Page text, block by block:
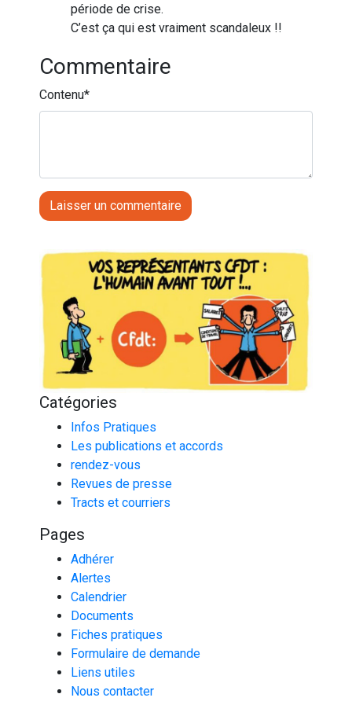
période de crise.
C’est ça qui est vraiment scandaleux !!
Commentaire
Contenu*
Catégories
Infos Pratiques
Les publications et accords
rendez-vous
Revues de presse
Tracts et courriers
Pages
Adhérer
Alertes
Calendrier
Documents
Fiches pratiques
Formulaire de demande
Liens utiles
Nous contacter